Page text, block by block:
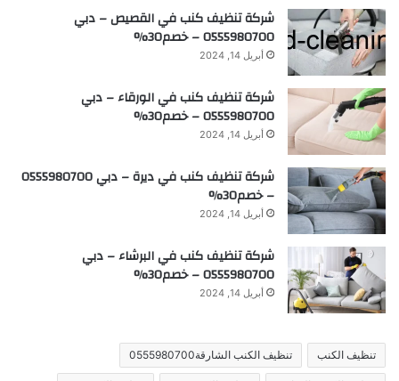
شركة تنظيف كنب في القصيص – دبي
0555980700 – خصم30%
أبريل 14, 2024
شركة تنظيف كنب في الورقاء – دبي
0555980700 – خصم30%
أبريل 14, 2024
شركة تنظيف كنب في ديرة – دبي 0555980700
– خصم30%
أبريل 14, 2024
شركة تنظيف كنب في البرشاء – دبي
0555980700 – خصم30%
أبريل 14, 2024
تنظيف الكنب تنظيف الكنب الشارقة0555980700